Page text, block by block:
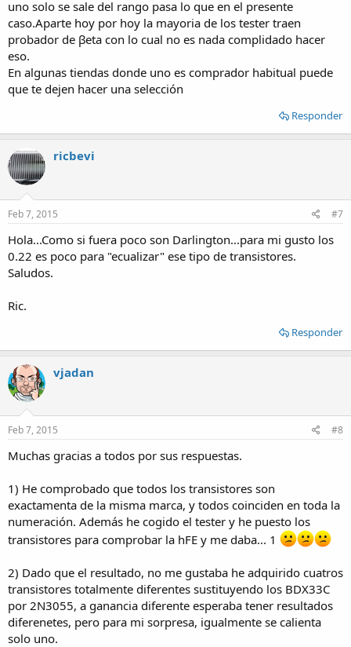
uno solo se sale del rango pasa lo que en el presente
caso.Aparte hoy por hoy la mayoria de los tester traen
probador de βeta con lo cual no es nada complidado hacer
eso.
En algunas tiendas donde uno es comprador habitual puede
que te dejen hacer una selección
Responder
ricbevi
Feb 7, 2015 #7
Hola...Como si fuera poco son Darlington...para mi gusto los
0.22 es poco para "ecualizar" ese tipo de transistores.
Saludos.
Ric.
Responder
vjadan
Feb 7, 2015 #8
Muchas gracias a todos por sus respuestas.
1) He comprobado que todos los transistores son
exactamenta de la misma marca, y todos coinciden en toda la
numeración. Además he cogido el tester y he puesto los
transistores para comprobar la hFE y me daba... 1
2) Dado que el resultado, no me gustaba he adquirido cuatros
transistores totalmente diferentes sustituyendo los BDX33C
por 2N3055, a ganancia diferente esperaba tener resultados
diferenetes, pero para mi sorpresa, igualmente se calienta
solo uno.